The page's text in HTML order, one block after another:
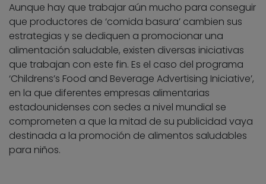
Aunque hay que trabajar aún mucho para conseguir
que productores de ‘comida basura’ cambien sus
estrategias y se dediquen a promocionar una
alimentación saludable, existen diversas iniciativas
que trabajan con este fin. Es el caso del programa
‘Childrens’s Food and Beverage Advertising Iniciative’,
en la que diferentes empresas alimentarias
estadounidenses con sedes a nivel mundial se
comprometen a que la mitad de su publicidad vaya
destinada a la promoción de alimentos saludables
para niños.